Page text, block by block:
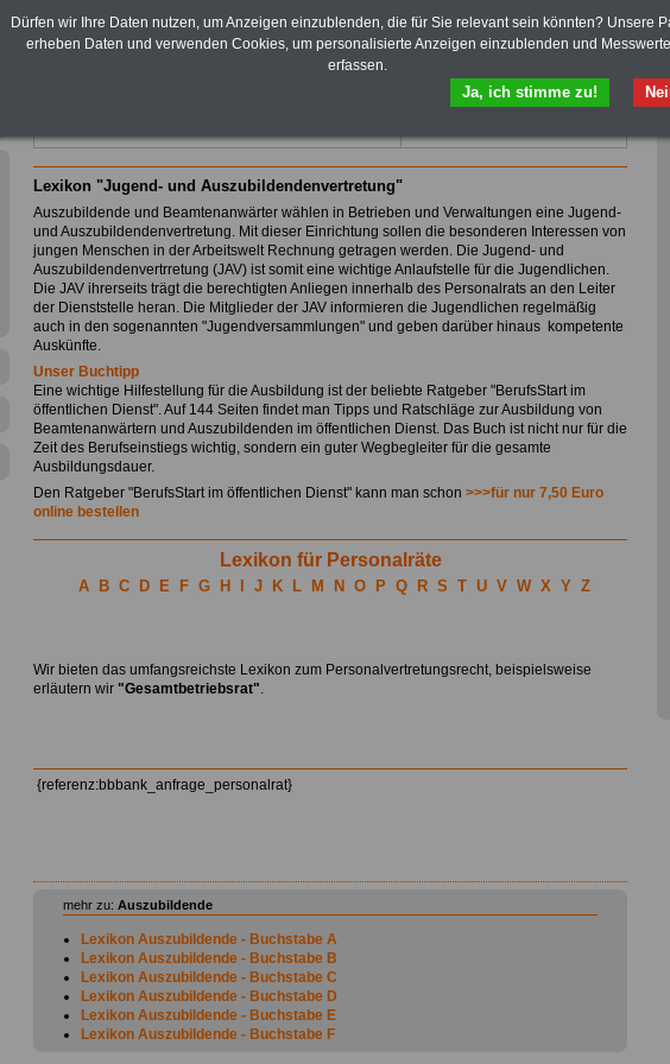
und Kommunen.
Zum Komplettpreis von 10,00
und MwSt.) kann das >>>eBook
hier bestellt werden
Lexikon "Jugend- und Auszubildendenvertretung"
Auszubildende und Beamtenanwärter wählen in Betrieben und Verwaltungen eine Jugend-
und Auszubildendenvertretung. Mit dieser Einrichtung sollen die besonderen Interessen von
jungen Menschen in der Arbeitswelt Rechnung getragen werden. Die Jugend- und
Auszubildendenvertrretung (JAV) ist somit eine wichtige Anlaufstelle für die Jugendlichen.
Die JAV ihrerseits trägt die berechtigten Anliegen innerhalb des Personalrats an den Leiter
der Dienststelle heran. Die Mitglieder der JAV informieren die Jugendlichen regelmäßig
auch in den sogenannten "Jugendversammlungen" und geben darüber hinaus kompetente
Auskünfte.
Unser Buchtipp
Eine wichtige Hilfestellung für die Ausbildung ist der beliebte Ratgeber "BerufsStart im
öffentlichen Dienst". Auf 144 Seiten findet man Tipps und Ratschläge zur Ausbildung von
Beamtenanwärtern und Auszubildenden im öffentlichen Dienst. Das Buch ist nicht nur für die
Zeit des Berufseinstiegs wichtig, sondern ein guter Wegbegleiter für die gesamte
Ausbildungsdauer.
Den Ratgeber "BerufsStart im öffentlichen Dienst" kann man schon >>>für nur 7,50 Euro
online bestellen
Lexikon für Personalräte
A B C D E F G H J K L M N O P Q R S T U V W X Y Z
Wir bieten das umfangsreichste Lexikon zum Personalvertretungsrecht, beispielsweise
erläutern wir "Gesamtbetriebsrat".
{referenz:bbbank_anfrage_personalrat}
mehr zu: Auszubildende
Lexikon Auszubildende - Buchstabe A
Lexikon Auszubildende - Buchstabe B
Lexikon Auszubildende - Buchstabe C
Lexikon Auszubildende - Buchstabe D
Lexikon Auszubildende - Buchstabe E
Lexikon Auszubildende - Buchstabe F
Dürfen wir Ihre Daten nutzen, um Anzeigen einzublenden, die für Sie relevant sein könnten? Unsere
erheben Daten und verwenden Cookies, um personalisierte Anzeigen einzublenden und
erfassen.
Ja, ich stimme zu!